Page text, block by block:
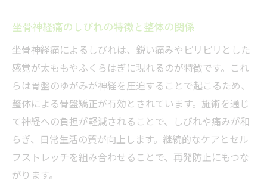
容
保険適用の整体サービス利用時の注意点
整体選びで失敗しないための事前チェック
日常生活と骨盤バランスの関係性
整体で正しい骨盤バランスを意識する方法
日常動作が骨盤のゆがみに与える影響
整体的視点で見る座り方や姿勢のポイント
坐骨神経痛のしびれの特徴と整体の関係
坐骨神経痛によるしびれは、鋭い痛みやピリピリとした
感覚が太ももやふくらはぎに現れるのが特徴です。これ
らは骨盤のゆがみが神経を圧迫することで起こるため、
整体による骨盤矯正が有効とされています。施術を通じ
て神経への負担が軽減されることで、しびれや痛みが和
らぎ、日常生活の質が向上します。継続的なケアとセル
フストレッチを組み合わせることで、再発防止にもつな
がります。